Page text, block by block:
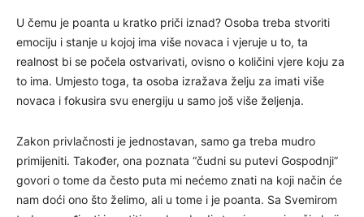
U čemu je poanta u kratko priči iznad? Osoba treba stvoriti
emociju i stanje u kojoj ima više novaca i vjeruje u to, ta
realnost bi se počela ostvarivati, ovisno o količini vjere koju za
to ima. Umjesto toga, ta osoba izražava želju za imati više
novaca i fokusira svu energiju u samo još više željenja.
Zakon privlačnosti je jednostavan, samo ga treba mudro
primijeniti. Također, ona poznata “čudni su putevi Gospodnji”
govori o tome da često puta mi nećemo znati na koji način će
nam doći ono što želimo, ali u tome i je poanta. Sa Svemirom